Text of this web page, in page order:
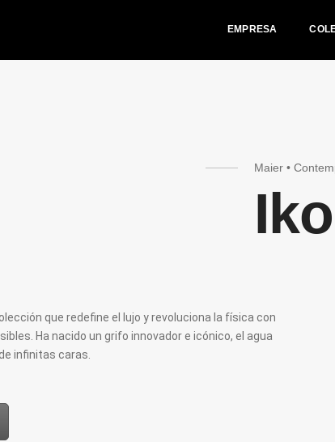
EMPRESA
Maier •
que redefine el lujo y revoluciona la física con
Ha nacido un grifo innovador e icónico, el agua
infinitas caras.